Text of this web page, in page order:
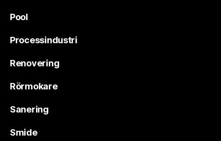
Pool
Processindustri
Renovering
Rörmokare
Sanering
Smide